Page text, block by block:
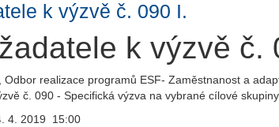
k výzvě č. 090 I.
k výzvě č.
realizace programů ESF- Zaměstnanost a
č. 090 - Specifická výzva na vybrané cílové skupiny
4. 2019 15:00